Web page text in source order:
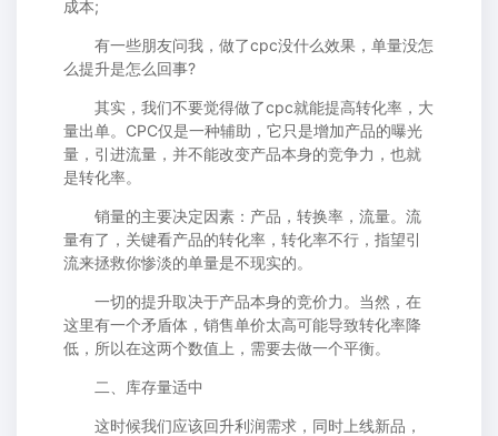
成本;
有一些朋友问我，做了cpc没什么效果，单量没怎
么提升是怎么回事?
其实，我们不要觉得做了cpc就能提高转化率，大
量出单。CPC仅是一种辅助，它只是增加产品的曝光
量，引进流量，并不能改变产品本身的竞争力，也就
是转化率。
销量的主要决定因素：产品，转换率，流量。流
量有了，关键看产品的转化率，转化率不行，指望引
流来拯救你惨淡的单量是不现实的。
一切的提升取决于产品本身的竞价力。当然，在
这里有一个矛盾体，销售单价太高可能导致转化率降
低，所以在这两个数值上，需要去做一个平衡。
二、库存量适中
这时候我们应该回升利润需求，同时上线新品，